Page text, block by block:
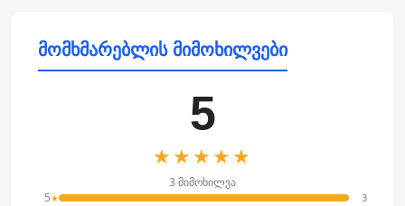
მომხმარებლის მიმოხილვები
5
★★★★★
3 მიმოხილვა
5★ 3